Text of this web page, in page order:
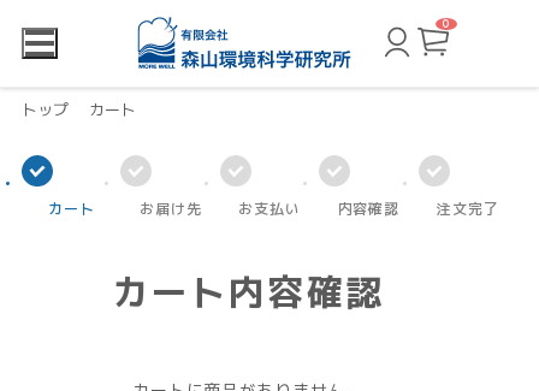
カ
ペ
0
トップ カート
カート お届け先 お支払い 内容確認 注文完了
カート内容確認